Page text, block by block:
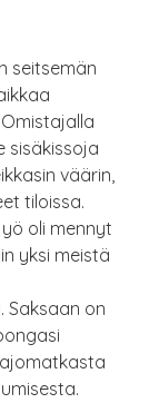
seitsemän
sisäkissoja
väärin,
tiloissa.
oli mennyt
yksi meistä
Saksaan on